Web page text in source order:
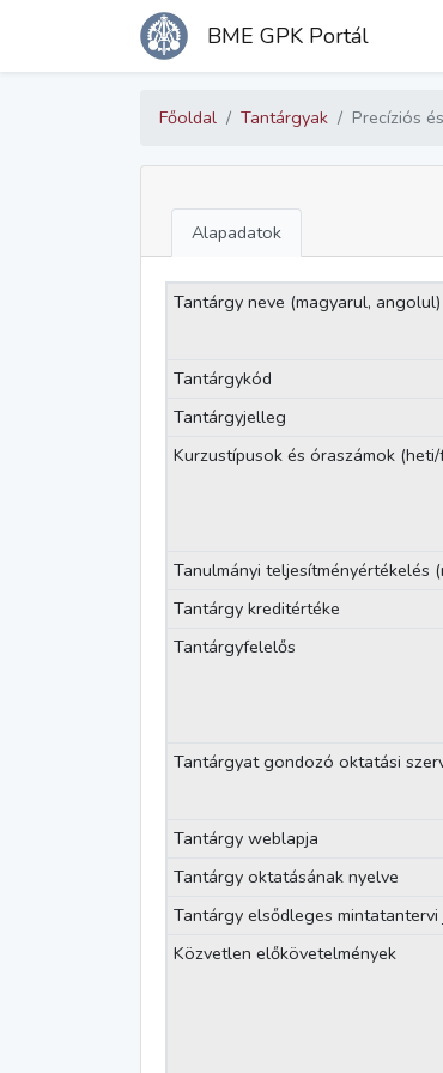
BME GPK Portál
Főoldal Tantárgyak Precíziós
Alapadatok
Tantárgy neve (magyarul, angolul)
Tantárgykód
Tantárgyjelleg
Kurzustípusok és óraszámok
Tanulmányi teljesítményértékelés
Tantárgy kreditértéke
Tantárgyfelelős
Tantárgyat gondozó oktatási
Tantárgy weblapja
Tantárgy oktatásának nyelve
Tantárgy elsődleges
Közvetlen előkövetelmények